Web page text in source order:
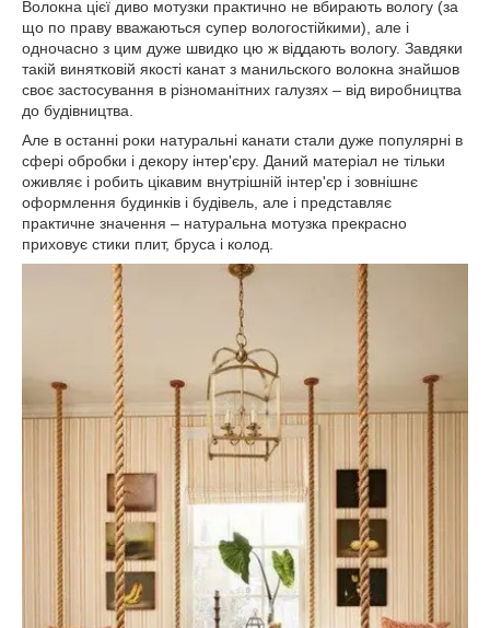
Волокна цієї диво мотузки практично не вбирають вологу (за
що по праву вважаються супер вологостійкими), але і
одночасно з цим дуже швидко цю ж віддають вологу. Завдяки
такій винятковій якості канат з манильского волокна знайшов
своє застосування в різноманітних галузях – від виробництва
до будівництва.
Але в останні роки натуральні канати стали дуже популярні в
сфері обробки і декору інтер'єру. Даний матеріал не тільки
оживляє і робить цікавим внутрішній інтер'єр і зовнішнє
оформлення будинків і будівель, але і представляє
практичне значення – натуральна мотузка прекрасно
приховує стики плит, бруса і колод.